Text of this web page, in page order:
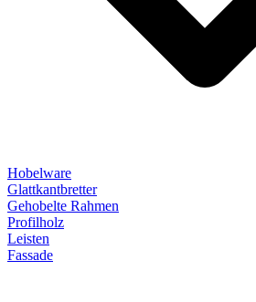
Hobelware
Glattkantbretter
Gehobelte Rahmen
Profilholz
Leisten
Fassade